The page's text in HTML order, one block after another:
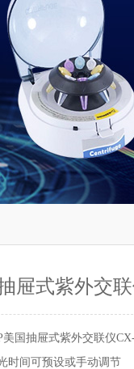
屉式紫外交
美国抽屉式紫外交联仪
时间可预设或手动调节